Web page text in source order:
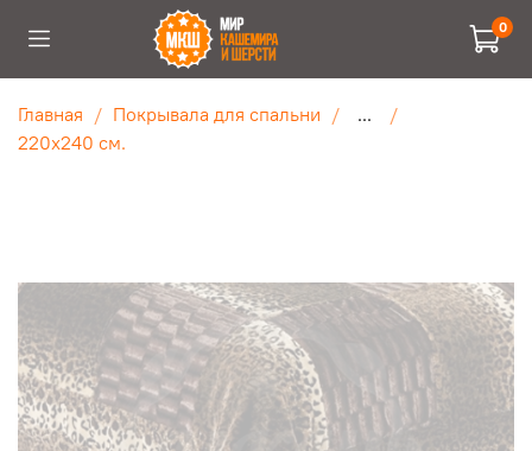
0
Главная Покрывала для спальни
...
220х240 см.